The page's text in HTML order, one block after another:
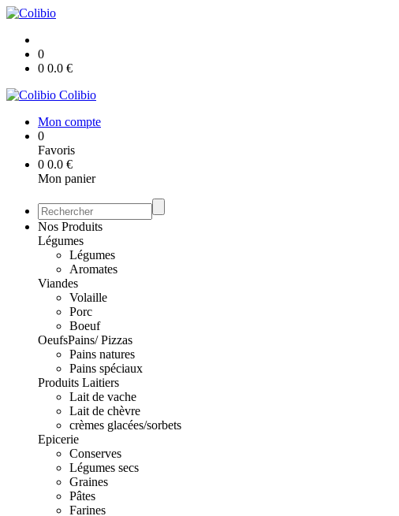
0
0 0.0 €
Colibio
Mon compte
0
Favoris
0 0.0 €
Mon panier
Nos Produits
Légumes
Légumes
Aromates
Viandes
Volaille
Porc
Boeuf
OeufsPains/ Pizzas
Pains natures
Pains spéciaux
Produits Laitiers
Lait de vache
Lait de chèvre
crèmes glacées/sorbets
Epicerie
Conserves
Légumes secs
Graines
Pâtes
Farines